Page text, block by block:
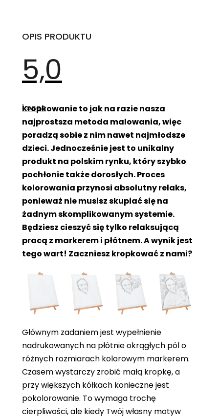
OPIS PRODUKTU
5,0
produktu
wynosi
5,0
na
5
gwiazdek.
1 ocen
Kropkowanie to jak na razie nasza
najprostsza metoda malowania, więc
poradzą sobie z nim nawet najmłodsze
dzieci. Jednocześnie jest to unikalny
produkt na polskim rynku, który szybko
pochłonie także dorosłych. Proces
kolorowania przynosi absolutny relaks,
ponieważ nie musisz skupiać się na
żadnym skomplikowanym systemie.
Będziesz cieszyć się tylko relaksującą
pracą z markerem i płótnem. A wynik jest
tego wart! Zaczniesz kropkować z nami?
Głównym zadaniem jest wypełnienie
nadrukowanych na płótnie okrągłych pól o
różnych rozmiarach kolorowym markerem.
Czasem wystarczy zrobić małą kropkę, a
przy większych kółkach konieczne jest
pokolorowanie. To wymaga trochę
cierpliwości, ale kiedy Twój własny motyw